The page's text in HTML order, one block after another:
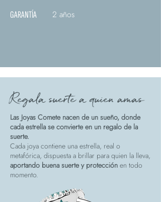
GARANTÍA 2 años
Regala suerte a quien amas
Las Joyas Comete nacen de un sueño, donde
cada estrella se convierte en un regalo de la
suerte.
Cada joya contiene una estrella, real o
metafórica, dispuesta a brillar para quien la lleva,
aportando buena suerte y protección en todo
momento.